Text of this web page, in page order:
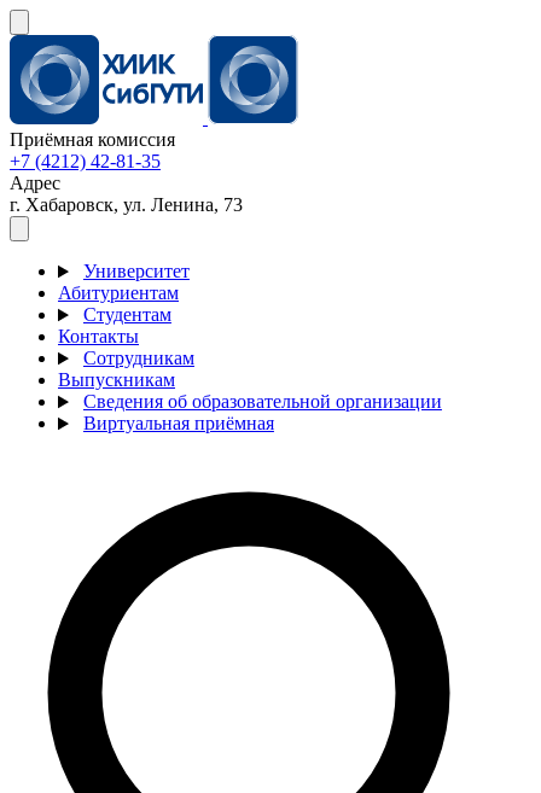
Приёмная комиссия
+7 (4212) 42-81-35
Адрес
г. Хабаровск, ул. Ленина, 73
Университет
Абитуриентам
Студентам
Контакты
Сотрудникам
Выпускникам
Сведения об образовательной организации
Виртуальная приёмная